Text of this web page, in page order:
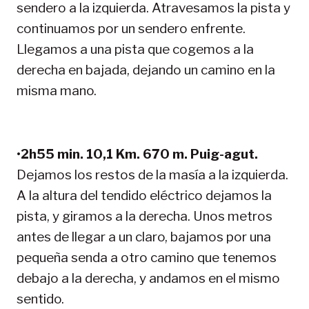
sendero a la izquierda. Atravesamos la pista y
continuamos por un sendero enfrente.
Llegamos a una pista que cogemos a la
derecha en bajada, dejando un camino en la
misma mano.
•2h55 min. 10,1 Km. 670 m. Puig-agut.
Dejamos los restos de la masía a la izquierda.
A la altura del tendido eléctrico dejamos la
pista, y giramos a la derecha. Unos metros
antes de llegar a un claro, bajamos por una
pequeña senda a otro camino que tenemos
debajo a la derecha, y andamos en el mismo
sentido.